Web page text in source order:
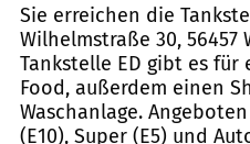
Sie erreichen die
Wilhelmstraße 30, 56457
Tankstelle ED gibt es
Food, außerdem einen
Waschanlage.
(E10), Super (E5) und